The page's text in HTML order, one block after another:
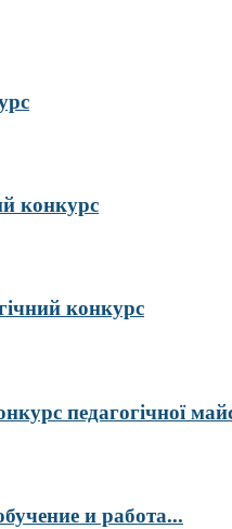
конкурс
конкурс
педагогічної
и работа...